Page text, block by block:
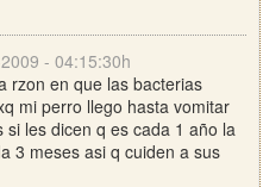
- 04:15:30h
rzon en que las bacterias
mi perro llego hasta vomitar
les dicen q es cada 1 año la
3 meses asi q cuiden a sus